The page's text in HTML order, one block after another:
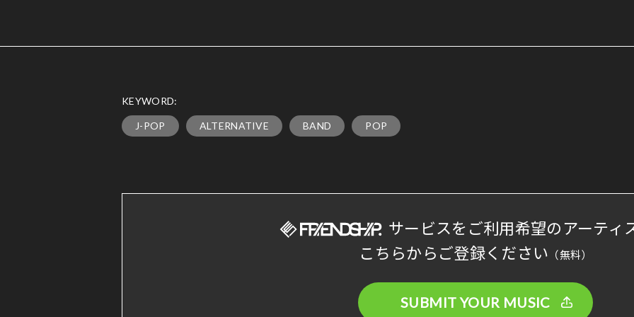
KEYWORD:
J-POP ALTERNATIVE BAND POP
サービスをご利用希望のアーティ
こちらからご登録ください （無料）
SUBMIT YOUR MUSIC